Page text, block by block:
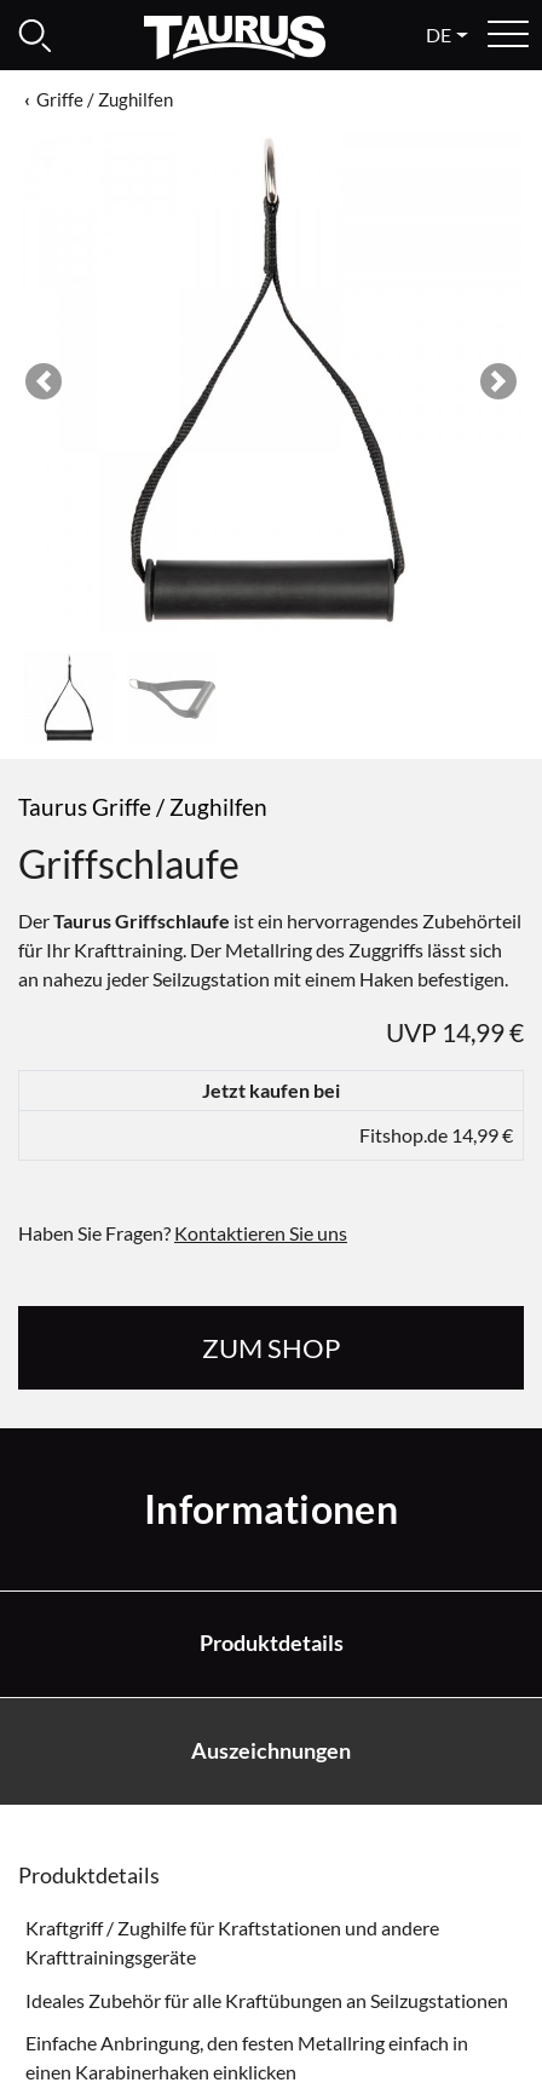
DE
Griffe / Zughilfen
Previous Next
Taurus Griffe / Zughilfen
Griffschlaufe
DerTaurus Griffschlaufe ist ein hervorragendes Zubehörteil
für Ihr Krafttraining. Der Metallring des Zuggriffs lässt sich
an nahezu jeder Seilzugstation mit einem Haken befestigen.
UVP 14,99 €
Jetzt kaufen bei
Fitshop.de 14,99 €
Haben Sie Fragen? Kontaktieren Sie uns
ZUM SHOP
Informationen
Produktdetails
Auszeichnungen
Produktdetails
Kraftgriff / Zughilfe für Kraftstationen und andere
Krafttrainingsgeräte
Ideales Zubehör für alle Kraftübungen an Seilzugstationen
Einfache Anbringung, den festen Metallring einfach in
einen Karabinerhaken einklicken